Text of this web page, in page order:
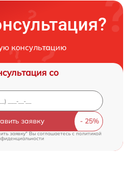
консультацию
со
заявку
заявку" Вы соглашаетесь c политикой